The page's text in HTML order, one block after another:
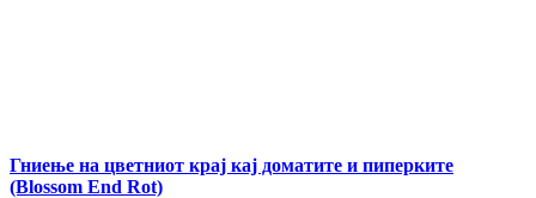
Гниење на цветниот крај кај доматите и пиперките
(Blossom End Rot)